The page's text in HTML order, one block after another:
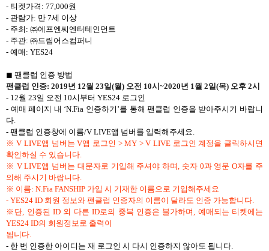
- 티켓가격: 77,000원
- 관람가: 만 7세 이상
- 주최: ㈜에프엔씨엔터테인먼트
- 주관: ㈜드림어스컴퍼니
- 예매: YES24
◼ 팬클럽 인증 방법
팬클럽 인증: 2019년 12월 23일(월) 오전 10시~2020년 1월 2일(목) 오후 2시
- 12월 23일 오전 10시부터 YES24 로그인
- 예매 페이지 내 ‘N.Fia 인증하기’를 통해 팬클럽 인증을 받아주시기 바랍니
다.
- 팬클럽 인증창에 이름/V LIVE앱 넘버를 입력해주세요.
※ V LIVE앱 넘버는 V앱 로그인 > MY > V LIVE 로그인 계정을 클릭하시면
확인하실 수 있습니다.
※ V LIVE앱 넘버는 대문자로 기입해 주셔야 하며, 숫자 0과 영문 O자를 주
의해 주시기 바랍니다.
※ 이름: N.Fia FANSHIP 가입 시 기재한 이름으로 기입해주세요
- YES24 ID 회원 정보와 팬클럽 인증자의 이름이 달라도 인증 가능합니다.
※단, 인증된 ID 외 다른 ID로의 중복 인증은 불가하며, 예매되는 티켓에는
YES24 ID의 회원정보로 출력이
됩니다.
- 한 번 인증한 아이디는 재 로그인 시 다시 인증하지 않아도 됩니다.